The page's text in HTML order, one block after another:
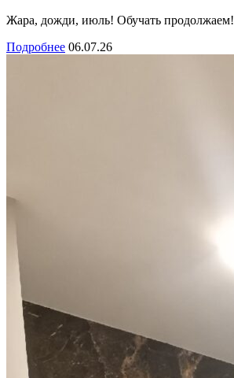
Жара, дожди, июль! Обучать продолжаем!
Подробнее 06.07.26